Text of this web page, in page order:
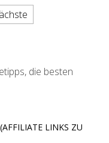
der
die besten
LINKS ZU